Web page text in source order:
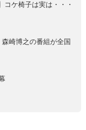
コケ椅子は実は・・・
森崎博之の番組が全国